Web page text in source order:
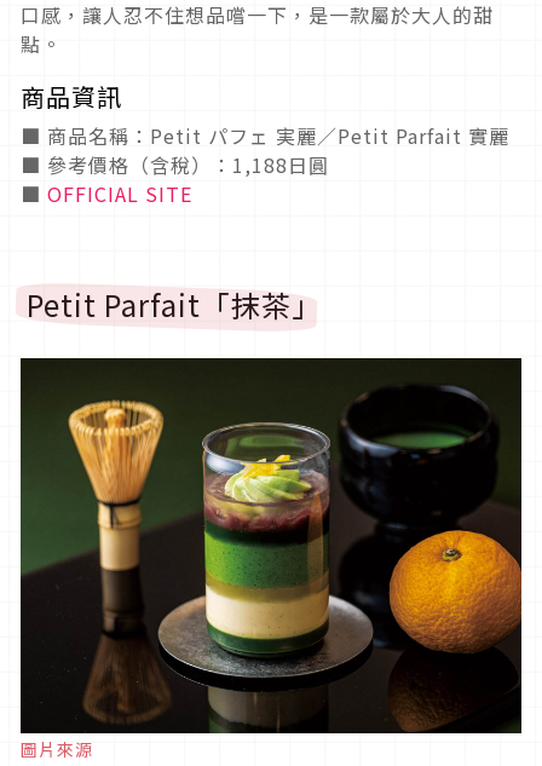
口感，讓人忍不住想品嚐一下，是一款屬於大人的甜
點。
商品資訊
■ 商品名稱：Petit パフェ 実麗／Petit Parfait 實麗
■ 參考價格（含稅）：1,188日圓
■ OFFICIAL SITE
Petit Parfait「抹茶」
圖片來源